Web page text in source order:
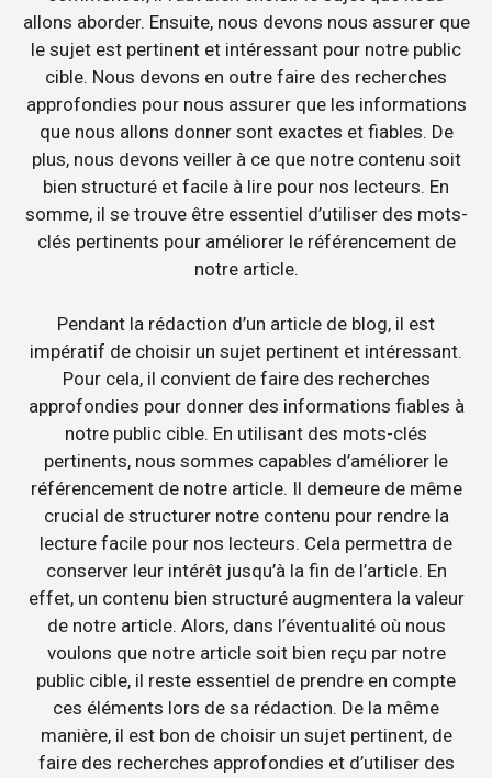
allons aborder. Ensuite, nous devons nous assurer que
le sujet est pertinent et intéressant pour notre public
cible. Nous devons en outre faire des recherches
approfondies pour nous assurer que les informations
que nous allons donner sont exactes et fiables. De
plus, nous devons veiller à ce que notre contenu soit
bien structuré et facile à lire pour nos lecteurs. En
somme, il se trouve être essentiel d’utiliser des mots-
clés pertinents pour améliorer le référencement de
notre article.
Pendant la rédaction d’un article de blog, il est
impératif de choisir un sujet pertinent et intéressant.
Pour cela, il convient de faire des recherches
approfondies pour donner des informations fiables à
notre public cible. En utilisant des mots-clés
pertinents, nous sommes capables d’améliorer le
référencement de notre article. Il demeure de même
crucial de structurer notre contenu pour rendre la
lecture facile pour nos lecteurs. Cela permettra de
conserver leur intérêt jusqu’à la fin de l’article. En
effet, un contenu bien structuré augmentera la valeur
de notre article. Alors, dans l’éventualité où nous
voulons que notre article soit bien reçu par notre
public cible, il reste essentiel de prendre en compte
ces éléments lors de sa rédaction. De la même
manière, il est bon de choisir un sujet pertinent, de
faire des recherches approfondies et d’utiliser des